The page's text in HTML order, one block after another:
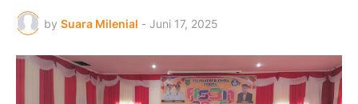
by Suara Milenial - Juni 17, 2025